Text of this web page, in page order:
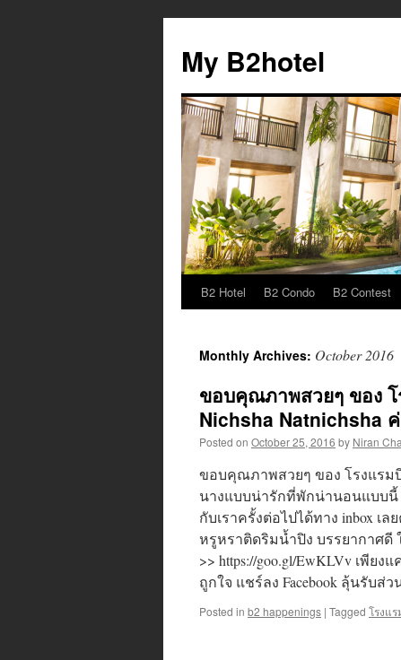
My B2hotel
Skip
content
B2 Hotel B2 Condo B2 Contest
Monthly Archives: October 2016
ขอบคุณภาพสวยๆ ของ โ
Nichsha Natnichsha
Posted on October 25, 2016 by Niran
ขอบคุณภาพสวยๆ ของ โรงแรมบี
นางแบบน่ารักที่พักน่านอนแบบนี้
กับเราครั้งต่อไปได้ทาง inbox เ
หรูหราติดริมน้ำปิง บรรยากาศดี
>> https://goo.gl/EwKLVv เพี
ถูกใจ แชร์ลง Facebook ลุ้นรับ
Posted in b2 happenings | Tagged โรงแ